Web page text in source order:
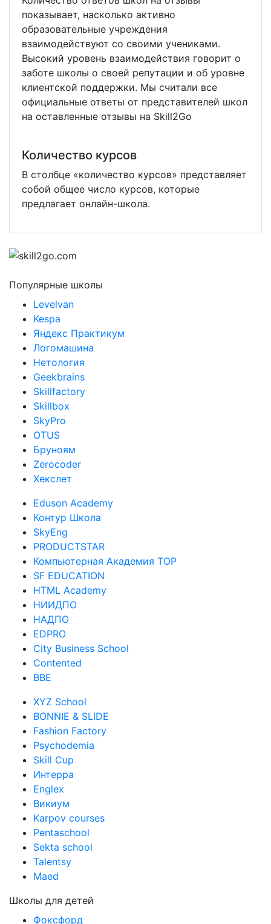
Количество ответов школ на отзывы
показывает, насколько активно
образовательные учреждения
взаимодействуют со своими учениками.
Высокий уровень взаимодействия говорит о
заботе школы о своей репутации и об уровне
клиентской поддержки. Мы считали все
официальные ответы от представителей школ
Количество курсов
В столбце «количество курсов» представляет
собой общее число курсов, которые
Levelvan
Kespa
Яндекс Практикум
Логомашина
Нетология
Geekbrains
Skillfactory
Skillbox
SkyPro
OTUS
Бруноям
Zerocoder
Eduson Academy
Контур Школа
SkyEng
PRODUCTSTAR
Компьютерная Академия TOP
SF EDUCATION
HTML Academy
НИИДПО
НАДПО
EDPRO
City Business School
Contented
XYZ School
BONNIE & SLIDE
Fashion Factory
Psychodemia
Skill Cup
Интерра
Englex
Викиум
Karpov courses
Pentaschool
Sekta school
Talentsy